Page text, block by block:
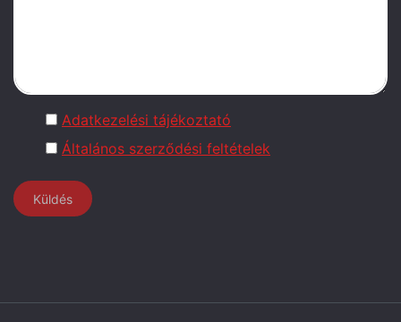
Adatkezelési tájékoztató
Általános szerződési feltételek